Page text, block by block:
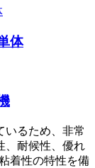
体
いるため、非常
、耐候性、優れ
着性の特性を備